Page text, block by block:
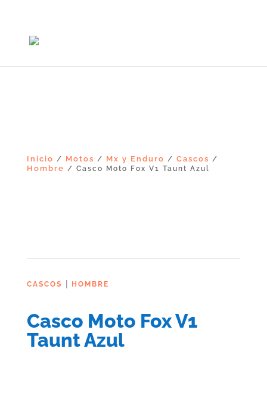
Inicio / Motos / Mx y Enduro / Cascos /
Hombre / Casco Moto Fox V1 Taunt Azul
CASCOS | HOMBRE
Casco Moto Fox V1
Taunt Azul